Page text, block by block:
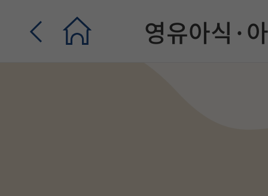
영유아식·